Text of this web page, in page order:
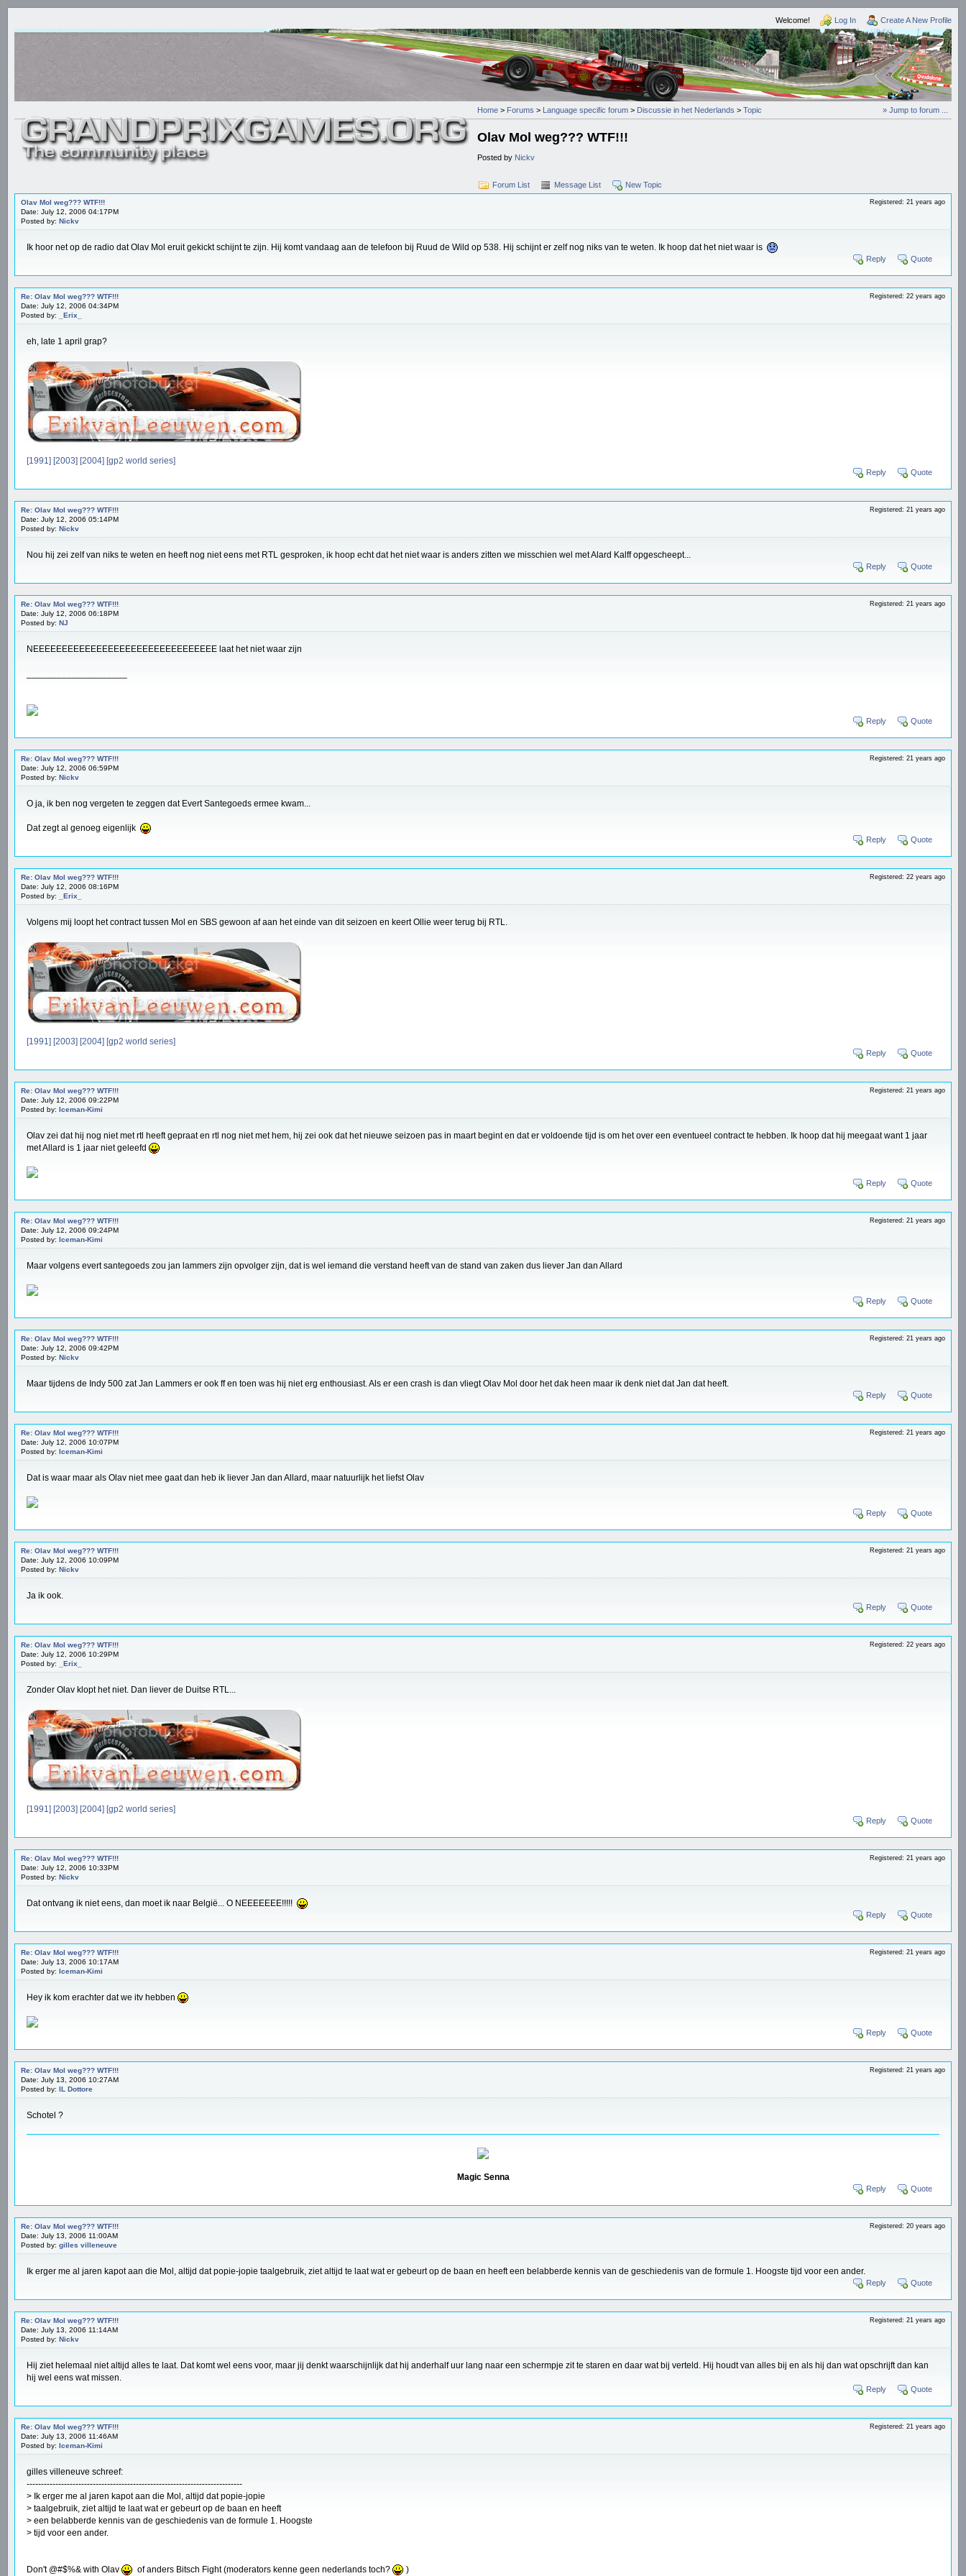
Welcome! Log In Create A New Profile
» Jump to forum ...
Home > Forums > Language specific forum > Discussie in het Nederlands > Topic
Olav Mol weg??? WTF!!!
Posted by Nickv
Forum List Message List New Topic
Olav Mol weg??? WTF!!!
Date: July 12, 2006 04:17PM
Posted by: Nickv
Registered: 21 years ago
Ik hoor net op de radio dat Olav Mol eruit gekickt schijnt te zijn. Hij komt vandaag aan de telefoon bij Ruud de Wild op 538. Hij schijnt er zelf nog niks van te weten. Ik hoop dat het niet waar is
Reply Quote
Re: Olav Mol weg??? WTF!!!
Date: July 12, 2006 04:34PM
Posted by:
_Erix_
Registered: 22 years ago
eh, late 1 april grap?
[1991] [2003] [2004] [gp2 world series]
Reply Quote
Re: Olav Mol weg??? WTF!!!
Date: July 12, 2006 05:14PM
Posted by: Nickv
Registered: 21 years ago
Nou hij zei zelf van niks te weten en heeft nog niet eens met RTL gesproken, ik hoop echt dat het niet waar is anders zitten we misschien wel met Alard Kalff opgescheept...
Reply Quote
Re: Olav Mol weg??? WTF!!!
Date: July 12, 2006 06:18PM
Posted by: NJ
Registered: 21 years ago
NEEEEEEEEEEEEEEEEEEEEEEEEEEEEEEEE laat het niet waar zijn
Reply Quote
Re: Olav Mol weg??? WTF!!!
Date: July 12, 2006 06:59PM
Posted by: Nickv
Registered: 21 years ago
O ja, ik ben nog vergeten te zeggen dat Evert Santegoeds ermee kwam...
Dat zegt al genoeg eigenlijk
Reply Quote
Re: Olav Mol weg??? WTF!!!
Date: July 12, 2006 08:16PM
Posted by:
_Erix_
Registered: 22 years ago
Volgens mij loopt het contract tussen Mol en SBS gewoon af aan het einde van dit seizoen en keert Ollie weer terug bij RTL.
[1991] [2003] [2004] [gp2 world series]
Reply Quote
Re: Olav Mol weg??? WTF!!!
Date: July 12, 2006 09:22PM
Posted by: Iceman-Kimi
Registered: 21 years ago
Olav zei dat hij nog niet met rtl heeft gepraat en rtl nog niet met hem, hij zei ook dat het nieuwe seizoen pas in maart begint en dat er voldoende tijd is om het over een eventueel contract te hebben. Ik hoop dat hij meegaat want 1 jaar
met Allard is 1 jaar niet geleefd
Reply Quote
Re: Olav Mol weg??? WTF!!!
Date: July 12, 2006 09:24PM
Posted by: Iceman-Kimi
Registered: 21 years ago
Maar volgens evert santegoeds zou jan lammers zijn opvolger zijn, dat is wel iemand die verstand heeft van de stand van zaken dus liever Jan dan Allard
Reply Quote
Re: Olav Mol weg??? WTF!!!
Date: July 12, 2006 09:42PM
Posted by: Nickv
Registered: 21 years ago
Maar tijdens de Indy 500 zat Jan Lammers er ook ff en toen was hij niet erg enthousiast. Als er een crash is dan vliegt Olav Mol door het dak heen maar ik denk niet dat Jan dat heeft.
Reply Quote
Re: Olav Mol weg??? WTF!!!
Date: July 12, 2006 10:07PM
Posted by: Iceman-Kimi
Registered: 21 years ago
Dat is waar maar als Olav niet mee gaat dan heb ik liever Jan dan Allard, maar natuurlijk het liefst Olav
Reply Quote
Re: Olav Mol weg??? WTF!!!
Date: July 12, 2006 10:09PM
Posted by: Nickv
Registered: 21 years ago
Ja ik ook.
Reply Quote
Re: Olav Mol weg??? WTF!!!
Date: July 12, 2006 10:29PM
Posted by:
_Erix_
Registered: 22 years ago
Zonder Olav klopt het niet. Dan liever de Duitse RTL...
[1991] [2003] [2004] [gp2 world series]
Reply Quote
Re: Olav Mol weg??? WTF!!!
Date: July 12, 2006 10:33PM
Posted by: Nickv
Registered: 21 years ago
Dat ontvang ik niet eens, dan moet ik naar België... O NEEEEEEE!!!!!
Reply Quote
Re: Olav Mol weg??? WTF!!!
Date: July 13, 2006 10:17AM
Posted by: Iceman-Kimi
Registered: 21 years ago
Hey ik kom erachter dat we itv hebben
Reply Quote
Re: Olav Mol weg??? WTF!!!
Date: July 13, 2006 10:27AM
Posted by: IL Dottore
Registered: 21 years ago
Schotel ?
Magic Senna
Reply Quote
Re: Olav Mol weg??? WTF!!!
Date: July 13, 2006 11:00AM
Posted by: gilles villeneuve
Registered: 20 years ago
Ik erger me al jaren kapot aan die Mol, altijd dat popie-jopie taalgebruik, ziet altijd te laat wat er gebeurt op de baan en heeft een belabberde kennis van de geschiedenis van de formule 1. Hoogste tijd voor een ander.
Reply Quote
Re: Olav Mol weg??? WTF!!!
Date: July 13, 2006 11:14AM
Posted by: Nickv
Registered: 21 years ago
Hij ziet helemaal niet altijd alles te laat. Dat komt wel eens voor, maar jij denkt waarschijnlijk dat hij anderhalf uur lang naar een schermpje zit te staren en daar wat bij verteld. Hij houdt van alles bij en als hij dan wat opschrijft dan kan
hij wel eens wat missen.
Reply Quote
Re: Olav Mol weg??? WTF!!!
Date: July 13, 2006 11:46AM
Posted by: Iceman-Kimi
Registered: 21 years ago
gilles villeneuve schreef:
---------------------------------------------------------------------------
> Ik erger me al jaren kapot aan die Mol, altijd dat popie-jopie
> taalgebruik, ziet altijd te laat wat er gebeurt op de baan en heeft
> een belabberde kennis van de geschiedenis van de formule 1. Hoogste
> tijd voor een ander.
Don't @#$%& with Olav of anders Bitsch Fight (moderators kenne geen nederlands toch? )